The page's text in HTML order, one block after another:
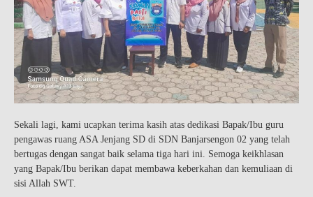
Sekali lagi, kami ucapkan terima kasih atas dedikasi Bapak/Ibu guru
pengawas ruang ASA Jenjang SD di SDN Banjarsengon 02 yang telah
bertugas dengan sangat baik selama tiga hari ini. Semoga keikhlasan
yang Bapak/Ibu berikan dapat membawa keberkahan dan kemuliaan di
sisi Allah SWT.